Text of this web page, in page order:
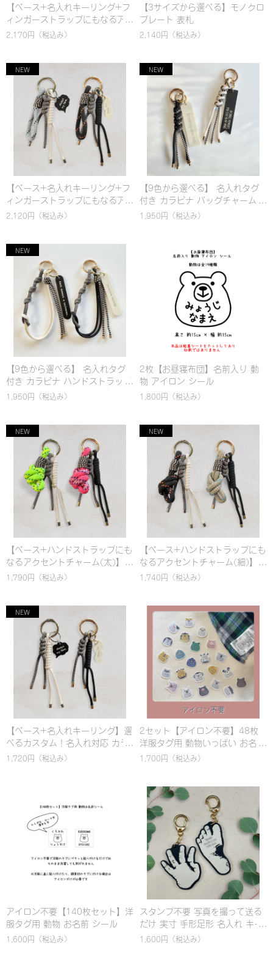
【ベース+名入れキーリング+フ
ィンガーストラップにもなるア
クセントチャーム(太)】選べるカ
プ｜パラコード編み｜シンプル
｜カラフル
2,170円 （税込み）
【3サイズから選べる】モノクロ
プレート 表札
2,140円 （税込み）
【ベース+名入れキーリング+フ
ィンガーストラップにもなるア
クセントチャーム(細)】選べるカ
プ｜パラコード編み｜シンプル
｜カラフル
2,120円 （税込み）
【9色から選べる】 名入れタグ
付き カラビナ バッグチャーム｜
パラコード編み｜シンプル｜カ
1,950円 （税込み）
【9色から選べる】 名入れタグ
付き カラビナ ハンドストラップ
｜パラコード編み｜シンプル｜
1,950円 （税込み）
2枚【お昼寝布団】名前入り 動
物 アイロン シール
1,800円 （税込み）
【ベース+ハンドストラップにも
なるアクセントチャーム(太)】選
べるカスタム！名入れ対応 カラ
ンプル｜カラフル｜おしゃれ
1,790円 （税込み）
【ベース+ハンドストラップにも
なるアクセントチャーム(細)】選
べるカスタム！名入れ対応 カラ
ンプル｜カラフル｜おしゃれ
1,740円 （税込み）
【ベース+名入れキーリング】選
べるカスタム！名入れ対応 カラ
ビナ バッグチャーム & ハンドス
1,720円 （税込み）
2セット【アイロン不要】48枚
洋服タグ用 動物いっぱい お名前
シール
1,700円 （税込み）
アイロン不要【140枚セット】洋
服タグ用 動物 お名前 シール
1,600円 （税込み）
スタンプ不要 写真を撮って送る
だけ 実寸 手形足形 名入れ キー
ホルダー
1,600円 （税込み）